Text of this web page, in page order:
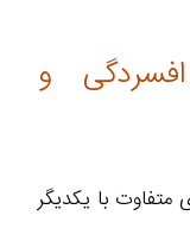
و
متفاوت با یکدیگر